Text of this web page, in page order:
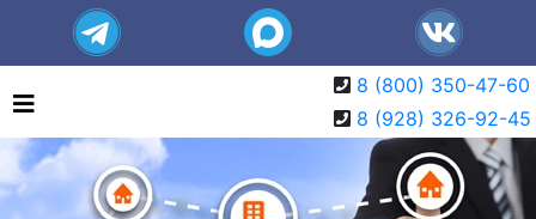
8 (800) 350-47-60
8 (928) 326-92-45